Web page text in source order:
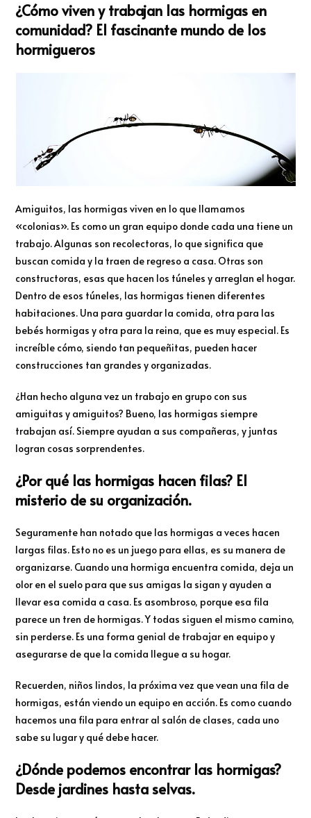
¿Cómo viven y trabajan las hormigas en
comunidad? El fascinante mundo de los
hormigueros
Amiguitos, las hormigas viven en lo que llamamos
«colonias». Es como un gran equipo donde cada una tiene un
trabajo. Algunas son recolectoras, lo que significa que
buscan comida y la traen de regreso a casa. Otras son
constructoras, esas que hacen los túneles y arreglan el hogar.
Dentro de esos túneles, las hormigas tienen diferentes
habitaciones. Una para guardar la comida, otra para las
bebés hormigas y otra para la reina, que es muy especial. Es
increíble cómo, siendo tan pequeñitas, pueden hacer
construcciones tan grandes y organizadas.
¿Han hecho alguna vez un trabajo en grupo con sus
amiguitas y amiguitos? Bueno, las hormigas siempre
trabajan así. Siempre ayudan a sus compañeras, y juntas
logran cosas sorprendentes.
¿Por qué las hormigas hacen filas? El
misterio de su organización.
Seguramente han notado que las hormigas a veces hacen
largas filas. Esto no es un juego para ellas, es su manera de
organizarse. Cuando una hormiga encuentra comida, deja un
olor en el suelo para que sus amigas la sigan y ayuden a
llevar esa comida a casa. Es asombroso, porque esa fila
parece un tren de hormigas. Y todas siguen el mismo camino,
sin perderse. Es una forma genial de trabajar en equipo y
asegurarse de que la comida llegue a su hogar.
Recuerden, niños lindos, la próxima vez que vean una fila de
hormigas, están viendo un equipo en acción. Es como cuando
hacemos una fila para entrar al salón de clases, cada uno
sabe su lugar y qué debe hacer.
¿Dónde podemos encontrar las hormigas?
Desde jardines hasta selvas.